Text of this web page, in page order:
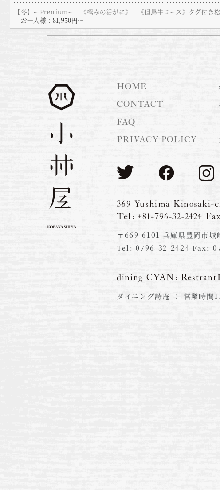
【冬】ーPremiumー 《極みの活がに》＋《但馬牛コース》タグ付
お一人様：81,950円〜
HOME
CONTACT
FAQ
PRIVACY POLICY
369 Yushima Kinosaki-
Tel: +81-796-32-2424
〒669-6101 兵庫県豊岡市城
Tel: 0796-32-2424 Fax:
dining CYAN:
ダイニング詩庵 ： 営業時間